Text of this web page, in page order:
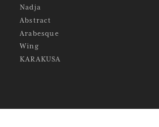
Nadja
Abstract
Arabesque
Wing
KARAKUSA